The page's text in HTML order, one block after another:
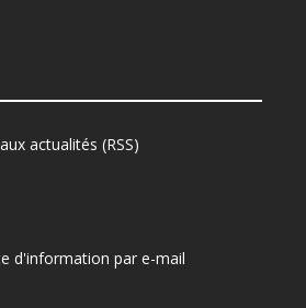
actualités (RSS)
d'information par e-mail